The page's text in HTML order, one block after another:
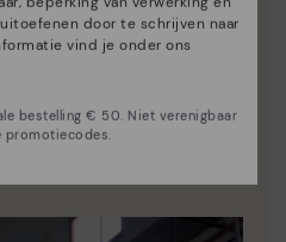
door te schrijven naar
vind je onder ons
bestelling € 50. Niet verenigbaar
promotiecodes.